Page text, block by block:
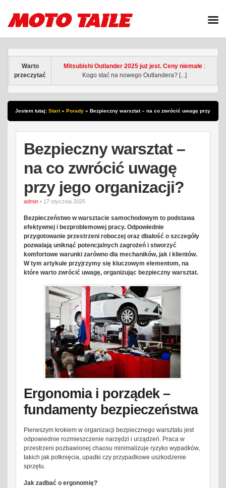
Warto
przeczytać
Mitsubishi Outlander 2025 już jest. Ceny niemałe:
Kogo stać na nowego Outlandera? [...]
Jestem tutaj: Start» Porady » Bezpieczny warsztat – na co zwrócić uwagę przy
jego organizacji?
Bezpieczny warsztat –
na co zwrócić uwagę
przy jego organizacji?
admin • 17 stycznia 2025
Bezpieczeństwo w warsztacie samochodowym to podstawa
efektywnej i bezproblemowej pracy. Odpowiednie
przygotowanie przestrzeni roboczej oraz dbałość o szczegóły
pozwalają uniknąć potencjalnych zagrożeń i stworzyć
komfortowe warunki zarówno dla mechaników, jak i klientów.
W tym artykule przyjrzymy się kluczowym elementom, na
które warto zwrócić uwagę, organizując bezpieczny warsztat.
Ergonomia i porządek –
fundamenty bezpieczeństwa
Pierwszym krokiem w organizacji bezpiecznego warsztatu jest
odpowiednie rozmieszczenie narzędzi i urządzeń. Praca w
przestrzeni pozbawionej chaosu minimalizuje ryzyko wypadków,
takich jak potknięcia, upadki czy przypadkowe uszkodzenie
sprzętu.
Jak zadbać o ergonomię?